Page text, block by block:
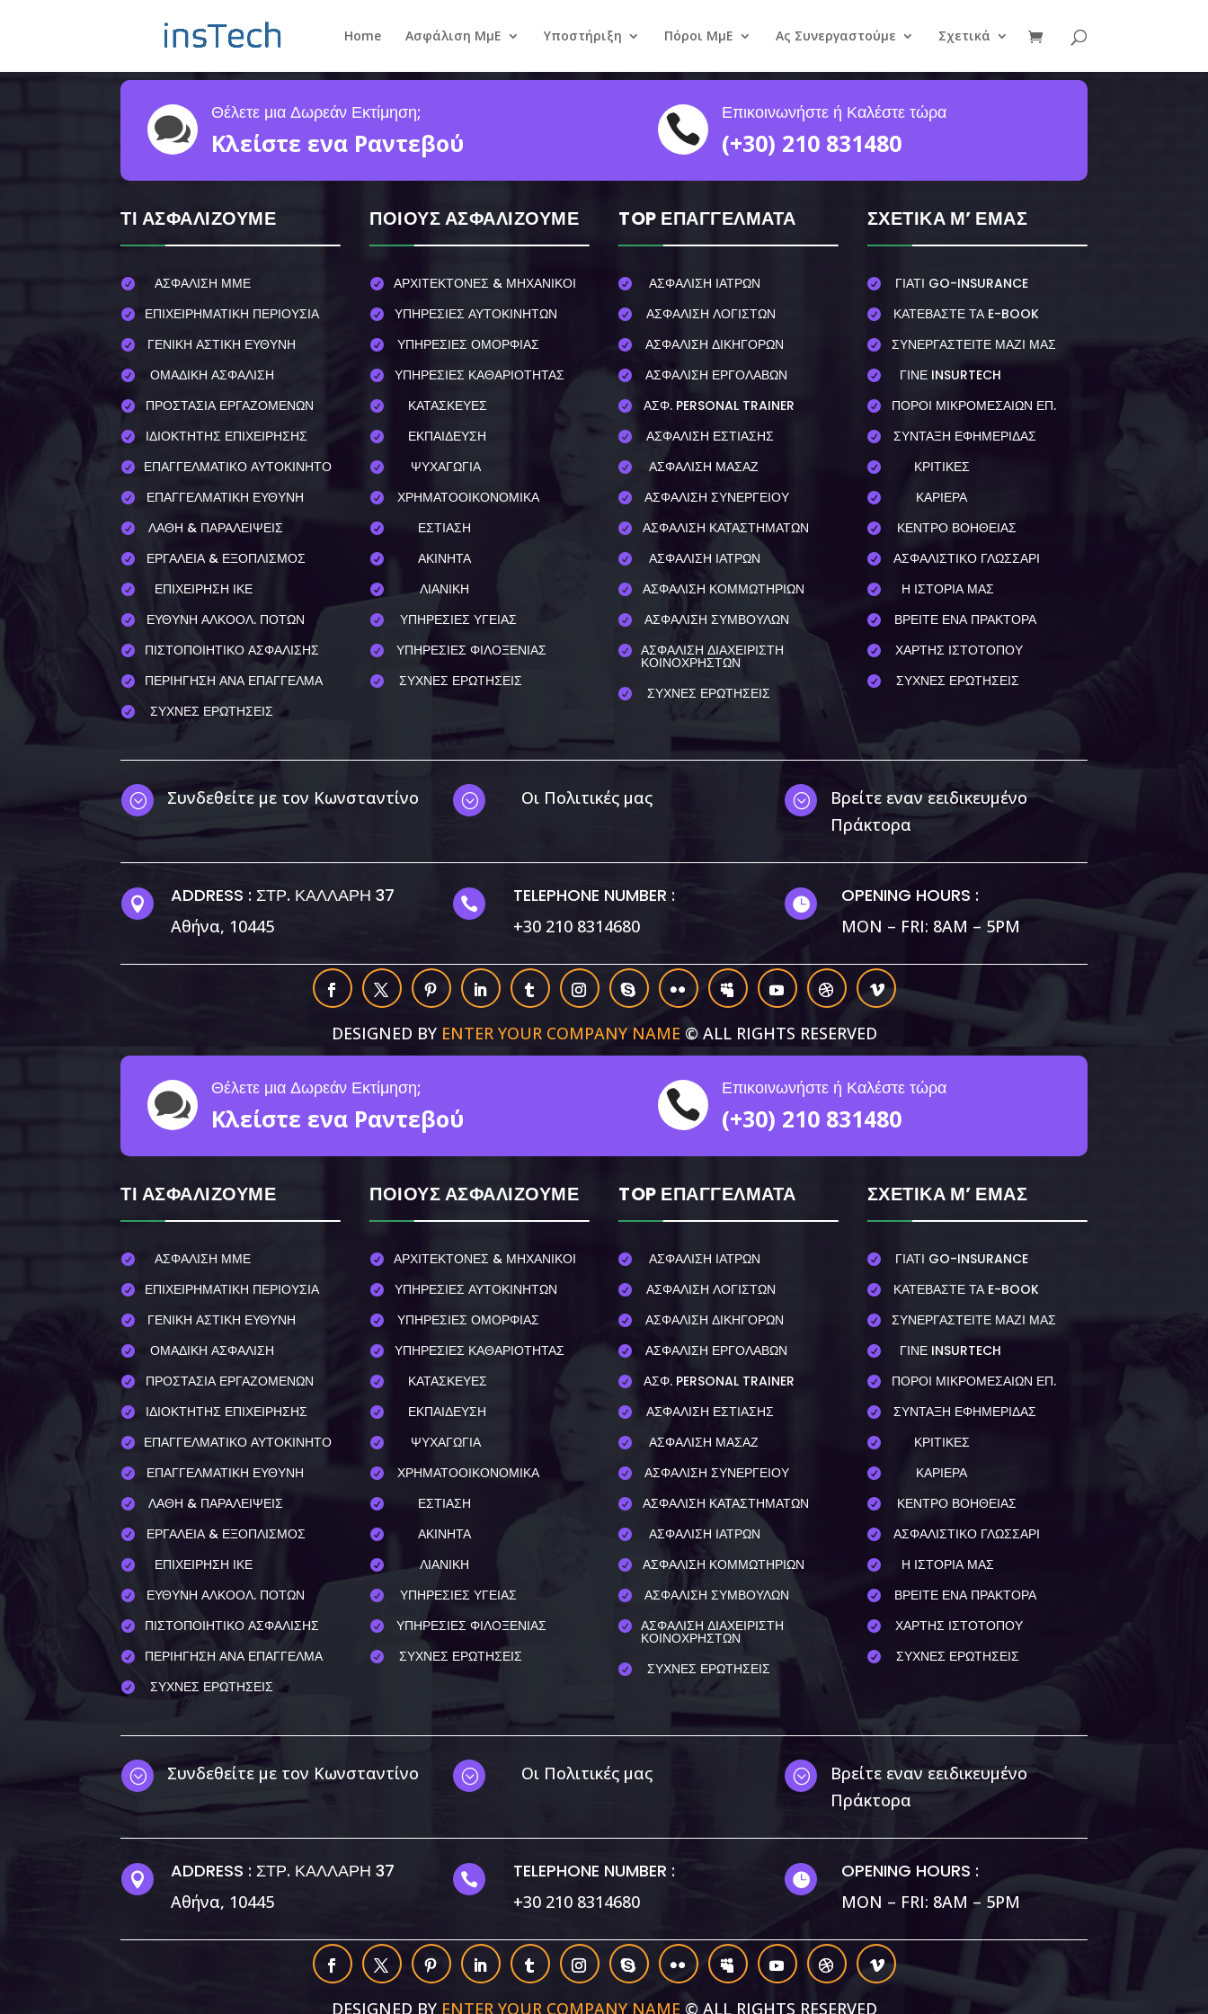
Home Ασφάλιση ΜμΕ Υποστήριξη Πόροι ΜμΕ Ας Συνεργαστούμε Σχετικά
 Θέλετε μια Δωρεάν Εκτίμηση;
Κλείστε ενα Ραντεβού  Επικοινωνήστε ή Καλέστε τώρα
(+30) 210 831480
ΤΙ ΑΣΦΑΛΙΖΟΥΜΕ
 ΑΣΦΑΛΙΣΗ ΜΜΕ
 ΕΠΙΧΕΙΡΗΜΑΤΙΚΗ ΠΕΡΙΟΥΣΙΑ
 ΓΕΝΙΚΗ ΑΣΤΙΚΗ ΕΥΘΥΝΗ
 ΟΜΑΔΙΚΗ ΑΣΦΑΛΙΣΗ
 ΠΡΟΣΤΑΣΙΑ ΕΡΓΑΖΟΜΕΝΩΝ
 ΙΔΙΟΚΤΗΤΗΣ ΕΠΙΧΕΙΡΗΣΗΣ
 ΕΠΑΓΓΕΛΜΑΤΙΚΟ ΑΥΤΟΚΙΝΗΤΟ
 ΕΠΑΓΓΕΛΜΑΤΙΚΗ ΕΥΘΥΝΗ
 ΛΑΘΗ & ΠΑΡΑΛΕΙΨΕΙΣ
 ΕΡΓΑΛΕΙΑ & ΕΞΟΠΛΙΣΜΟΣ
 ΕΠΙΧΕΙΡΗΣΗ ΙΚΕ
 ΕΥΘΥΝΗ ΑΛΚΟΟΛ. ΠΟΤΩΝ
 ΠΙΣΤΟΠΟΙΗΤΙΚΟ ΑΣΦΑΛΙΣΗΣ
 ΠΕΡΙΗΓΗΣΗ ΑΝΑ ΕΠΑΓΓΕΛΜΑ
 ΣΥΧΝΕΣ ΕΡΩΤΗΣΕΙΣ
ΠΟΙΟΥΣ ΑΣΦΑΛΙΖΟΥΜΕ
 ΑΡΧΙΤΕΚΤΟΝΕΣ & ΜΗΧΑΝΙΚΟΙ
 ΥΠΗΡΕΣΙΕΣ ΑΥΤΟΚΙΝΗΤΩΝ
 ΥΠΗΡΕΣΙΕΣ ΟΜΟΡΦΙΑΣ
 ΥΠΗΡΕΣΙΕΣ ΚΑΘΑΡΙΟΤΗΤΑΣ
 ΚΑΤΑΣΚΕΥΕΣ
 ΕΚΠΑΙΔΕΥΣΗ
 ΨΥΧΑΓΩΓΙΑ
 ΧΡΗΜΑΤΟΟΙΚΟΝΟΜΙΚΑ
 ΕΣΤΙΑΣΗ
 ΑΚΙΝΗΤΑ
 ΛΙΑΝΙΚΗ
 ΥΠΗΡΕΣΙΕΣ ΥΓΕΙΑΣ
 ΥΠΗΡΕΣΙΕΣ ΦΙΛΟΞΕΝΙΑΣ
 ΣΥΧΝΕΣ ΕΡΩΤΗΣΕΙΣ
TOP ΕΠΑΓΓΕΛΜΑΤΑ
 ΑΣΦΑΛΙΣΗ ΙΑΤΡΩΝ
 ΑΣΦΑΛΙΣΗ ΛΟΓΙΣΤΩΝ
 ΑΣΦΑΛΙΣΗ ΔΙΚΗΓΟΡΩΝ
 ΑΣΦΑΛΙΣΗ ΕΡΓΟΛΑΒΩΝ
 ΑΣΦ. PERSONAL TRAINER
 ΑΣΦΑΛΙΣΗ ΕΣΤΙΑΣΗΣ
 ΑΣΦΑΛΙΣΗ ΜΑΣΑΖ
 ΑΣΦΑΛΙΣΗ ΣΥΝΕΡΓΕΙΟΥ
 ΑΣΦΑΛΙΣΗ ΚΑΤΑΣΤΗΜΑΤΩΝ
 ΑΣΦΑΛΙΣΗ ΙΑΤΡΩΝ
 ΑΣΦΑΛΙΣΗ ΚΟΜΜΩΤΗΡΙΩΝ
 ΑΣΦΑΛΙΣΗ ΣΥΜΒΟΥΛΩΝ
 ΑΣΦΑΛΙΣΗ ΔΙΑΧΕΙΡΙΣΤΗ
ΚΟΙΝΟΧΡΗΣΤΩΝ
 ΣΥΧΝΕΣ ΕΡΩΤΗΣΕΙΣ
ΣΧΕΤΙΚΑ Μ’ ΕΜΑΣ
 ΓΙΑΤΙ GO-INSURANCE
 ΚΑΤΕΒΑΣΤΕ ΤΑ E-BOOK
 ΣΥΝΕΡΓΑΣΤΕΙΤΕ ΜΑΖΙ ΜΑΣ
 ΓΙΝΕ INSURTECH
 ΠΟΡΟΙ ΜΙΚΡΟΜΕΣΑΙΩΝ ΕΠ.
 ΣΥΝΤΑΞΗ ΕΦΗΜΕΡΙΔΑΣ
 ΚΡΙΤΙΚΕΣ
 ΚΑΡΙΕΡΑ
 ΚΕΝΤΡΟ ΒΟΗΘΕΙΑΣ
 ΑΣΦΑΛΙΣΤΙΚΟ ΓΛΩΣΣΑΡΙ
 Η ΙΣΤΟΡΙΑ ΜΑΣ
 ΒΡΕΙΤΕ ΕΝΑ ΠΡΑΚΤΟΡΑ
 ΧΑΡΤΗΣ ΙΣΤΟΤΟΠΟΥ
 ΣΥΧΝΕΣ ΕΡΩΤΗΣΕΙΣ
; Συνδεθείτε με τον Κωνσταντίνο ; Οι Πολιτικές μας ;
Βρείτε εναν εειδικευμένο
Πράκτορα
 ADDRESS : ΣΤΡ. ΚΑΛΛΑΡΗ 37
Αθήνα, 10445
 TELEPHONE NUMBER :
+30 210 8314680
 OPENING HOURS :
MON – FRI: 8AM – 5PM
DESIGNED BY ENTER YOUR COMPANY NAME © ALL RIGHTS RESERVED
 Θέλετε μια Δωρεάν Εκτίμηση;
Κλείστε ενα Ραντεβού  Επικοινωνήστε ή Καλέστε τώρα
(+30) 210 831480
ΤΙ ΑΣΦΑΛΙΖΟΥΜΕ
 ΑΣΦΑΛΙΣΗ ΜΜΕ
 ΕΠΙΧΕΙΡΗΜΑΤΙΚΗ ΠΕΡΙΟΥΣΙΑ
 ΓΕΝΙΚΗ ΑΣΤΙΚΗ ΕΥΘΥΝΗ
 ΟΜΑΔΙΚΗ ΑΣΦΑΛΙΣΗ
 ΠΡΟΣΤΑΣΙΑ ΕΡΓΑΖΟΜΕΝΩΝ
 ΙΔΙΟΚΤΗΤΗΣ ΕΠΙΧΕΙΡΗΣΗΣ
 ΕΠΑΓΓΕΛΜΑΤΙΚΟ ΑΥΤΟΚΙΝΗΤΟ
 ΕΠΑΓΓΕΛΜΑΤΙΚΗ ΕΥΘΥΝΗ
 ΛΑΘΗ & ΠΑΡΑΛΕΙΨΕΙΣ
 ΕΡΓΑΛΕΙΑ & ΕΞΟΠΛΙΣΜΟΣ
 ΕΠΙΧΕΙΡΗΣΗ ΙΚΕ
 ΕΥΘΥΝΗ ΑΛΚΟΟΛ. ΠΟΤΩΝ
 ΠΙΣΤΟΠΟΙΗΤΙΚΟ ΑΣΦΑΛΙΣΗΣ
 ΠΕΡΙΗΓΗΣΗ ΑΝΑ ΕΠΑΓΓΕΛΜΑ
 ΣΥΧΝΕΣ ΕΡΩΤΗΣΕΙΣ
ΠΟΙΟΥΣ ΑΣΦΑΛΙΖΟΥΜΕ
 ΑΡΧΙΤΕΚΤΟΝΕΣ & ΜΗΧΑΝΙΚΟΙ
 ΥΠΗΡΕΣΙΕΣ ΑΥΤΟΚΙΝΗΤΩΝ
 ΥΠΗΡΕΣΙΕΣ ΟΜΟΡΦΙΑΣ
 ΥΠΗΡΕΣΙΕΣ ΚΑΘΑΡΙΟΤΗΤΑΣ
 ΚΑΤΑΣΚΕΥΕΣ
 ΕΚΠΑΙΔΕΥΣΗ
 ΨΥΧΑΓΩΓΙΑ
 ΧΡΗΜΑΤΟΟΙΚΟΝΟΜΙΚΑ
 ΕΣΤΙΑΣΗ
 ΑΚΙΝΗΤΑ
 ΛΙΑΝΙΚΗ
 ΥΠΗΡΕΣΙΕΣ ΥΓΕΙΑΣ
 ΥΠΗΡΕΣΙΕΣ ΦΙΛΟΞΕΝΙΑΣ
 ΣΥΧΝΕΣ ΕΡΩΤΗΣΕΙΣ
TOP ΕΠΑΓΓΕΛΜΑΤΑ
 ΑΣΦΑΛΙΣΗ ΙΑΤΡΩΝ
 ΑΣΦΑΛΙΣΗ ΛΟΓΙΣΤΩΝ
 ΑΣΦΑΛΙΣΗ ΔΙΚΗΓΟΡΩΝ
 ΑΣΦΑΛΙΣΗ ΕΡΓΟΛΑΒΩΝ
 ΑΣΦ. PERSONAL TRAINER
 ΑΣΦΑΛΙΣΗ ΕΣΤΙΑΣΗΣ
 ΑΣΦΑΛΙΣΗ ΜΑΣΑΖ
 ΑΣΦΑΛΙΣΗ ΣΥΝΕΡΓΕΙΟΥ
 ΑΣΦΑΛΙΣΗ ΚΑΤΑΣΤΗΜΑΤΩΝ
 ΑΣΦΑΛΙΣΗ ΙΑΤΡΩΝ
 ΑΣΦΑΛΙΣΗ ΚΟΜΜΩΤΗΡΙΩΝ
 ΑΣΦΑΛΙΣΗ ΣΥΜΒΟΥΛΩΝ
 ΑΣΦΑΛΙΣΗ ΔΙΑΧΕΙΡΙΣΤΗ
ΚΟΙΝΟΧΡΗΣΤΩΝ
 ΣΥΧΝΕΣ ΕΡΩΤΗΣΕΙΣ
ΣΧΕΤΙΚΑ Μ’ ΕΜΑΣ
 ΓΙΑΤΙ GO-INSURANCE
 ΚΑΤΕΒΑΣΤΕ ΤΑ E-BOOK
 ΣΥΝΕΡΓΑΣΤΕΙΤΕ ΜΑΖΙ ΜΑΣ
 ΓΙΝΕ INSURTECH
 ΠΟΡΟΙ ΜΙΚΡΟΜΕΣΑΙΩΝ ΕΠ.
 ΣΥΝΤΑΞΗ ΕΦΗΜΕΡΙΔΑΣ
 ΚΡΙΤΙΚΕΣ
 ΚΑΡΙΕΡΑ
 ΚΕΝΤΡΟ ΒΟΗΘΕΙΑΣ
 ΑΣΦΑΛΙΣΤΙΚΟ ΓΛΩΣΣΑΡΙ
 Η ΙΣΤΟΡΙΑ ΜΑΣ
 ΒΡΕΙΤΕ ΕΝΑ ΠΡΑΚΤΟΡΑ
 ΧΑΡΤΗΣ ΙΣΤΟΤΟΠΟΥ
 ΣΥΧΝΕΣ ΕΡΩΤΗΣΕΙΣ
; Συνδεθείτε με τον Κωνσταντίνο ; Οι Πολιτικές μας ;
Βρείτε εναν εειδικευμένο
Πράκτορα
 ADDRESS : ΣΤΡ. ΚΑΛΛΑΡΗ 37
Αθήνα, 10445
 TELEPHONE NUMBER :
+30 210 8314680
 OPENING HOURS :
MON – FRI: 8AM – 5PM
DESIGNED BY ENTER YOUR COMPANY NAME © ALL RIGHTS RESERVED
Χρησιμοποιούμε cookies για να σας προσφέρουμε τη βέλτιστη εμπειρία πλοήγησης στον ιστότοπό μας.
You can find out more about which cookies we are using or switch them off insettings. Αποδοχή